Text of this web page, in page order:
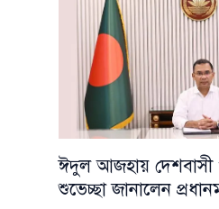
ঈদুল আজহায় দেশবাসী
শুভেচ্ছা জানালেন